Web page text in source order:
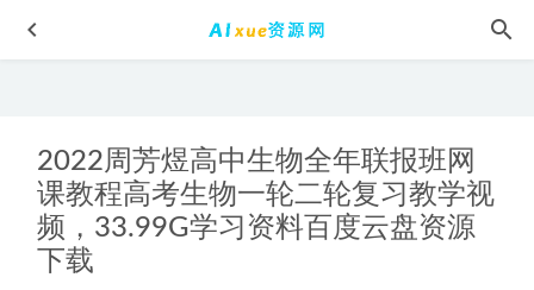
2022周芳煜高中生物全年联报班网
课教程高考生物一轮二轮复习教学视
频，33.99G学习资料百度云盘资源
下载
有道2026莫荒年高三物理一轮复习暑假班网课教程